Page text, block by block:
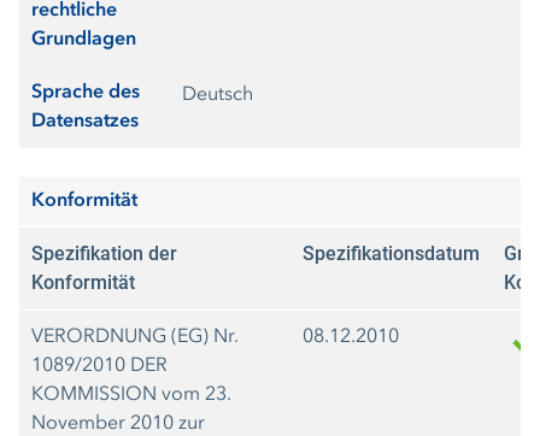
rechtliche
Grundlagen
Sprache des
Datensatzes
Deutsch
Konformität
Spezifikation der
Konformität
Spezifikationsdatum
VERORDNUNG (EG) Nr.
1089/2010 DER
KOMMISSION vom 23.
November 2010 zur
08.12.2010